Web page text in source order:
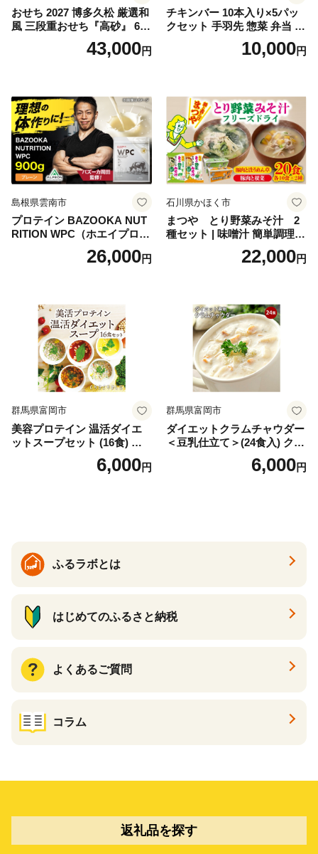
おせち 2027 博多久松 厳選和
風 三段重おせち『高砂』 6.5
寸 3段重 2～3人前 おせち料
理 重箱 お正月 冷凍おせち 縁
ち 本格おせち おせち予約 年
末 年始 お取り寄せ 新春 贅沢
おせち こだわりおせち 惣菜
老舗おせち ふるさと納税お
せち 御節 お節料理 正月 調理
不要 おせち料理2027
43,000円
チキンバー 10本入り×5パッ
クセット 手羽先 惣菜 弁当 お
かず お酒 おつまみ ギフト キ
ャンプ アウトドア キャンプ
10,000円
島根県雲南市
プロテイン BAZOOKA NUT
RITION WPC（ホエイプロテ
イン）＜プレーン＞ 900g｜
バズーカ岡田監修・植物由来
ロン [AIEN005]
26,000円
石川県かほく市
まつや とり野菜みそ汁 2
種セット | 味噌汁 簡単調理
お味噌 おみそ みそ とり野菜
時短料理 時短ごはん ご当地
22,000円
群馬県富岡市
美容プロテイン 温活ダイエ
ットスープセット (16食) 小
分け スープ 食べ比べ セット
詰合せ クラムチャウダー チ
6,000円
群馬県富岡市
ダイエットクラムチャウダー
＜豆乳仕立て＞(24食入) クラ
ムチャウダー 豆乳 ダイエッ
ト スープ プロテイン たんぱ
6,000円
ふるラボとは
はじめてのふるさと納税
よくあるご質問
コラム
返礼品を探す